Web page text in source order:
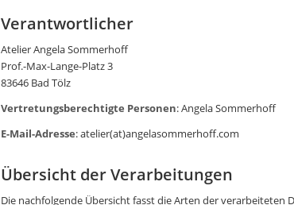
Verantwortlicher
Atelier Angela Sommerhoff
Prof.-Max-Lange-Platz 3
83646 Bad Tölz
Vertretungsberechtigte Personen: Angela Sommerhoff
E-Mail-Adresse: atelier(at)angelasommerhoff.com
Übersicht der Verarbeitungen
Die nachfolgende Übersicht fasst die Arten der verarbeiteten